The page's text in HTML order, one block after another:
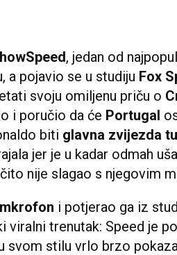
, jedan od
a pojavio se u studiju Fox
svoju omiljenu priču o
i poručio da će Portugal
biti glavna zvijezda
jer je u kadar odmah
nije slagao s njegovim
i potjerao ga iz
viralni trenutak: Speed je
svom stilu vrlo brzo